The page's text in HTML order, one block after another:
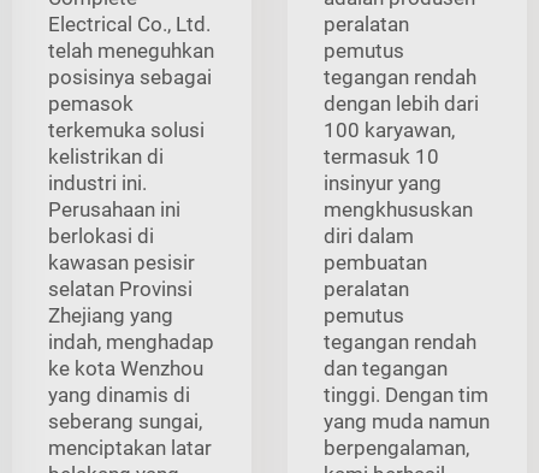
Electrical Co., Ltd.
telah meneguhkan
posisinya sebagai
pemasok
terkemuka solusi
kelistrikan di
industri ini.
Perusahaan ini
berlokasi di
kawasan pesisir
selatan Provinsi
Zhejiang yang
indah, menghadap
ke kota Wenzhou
yang dinamis di
seberang sungai,
menciptakan latar
peralatan
pemutus
tegangan rendah
dengan lebih dari
100 karyawan,
termasuk 10
insinyur yang
mengkhususkan
diri dalam
pembuatan
peralatan
pemutus
tegangan rendah
dan tegangan
tinggi. Dengan tim
yang muda namun
berpengalaman,